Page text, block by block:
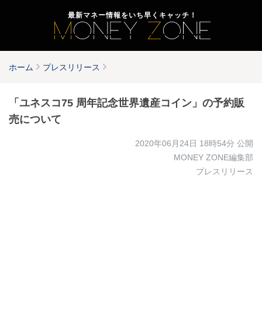
最新マネー情報をいち早くキャッチ！
ホーム プレスリリース
「ユネスコ75 周年記念世界遺産コイン」の予約販
売について
2020年06月24日 18時54分 公開
MONEY ZONE編集部
プレスリリース